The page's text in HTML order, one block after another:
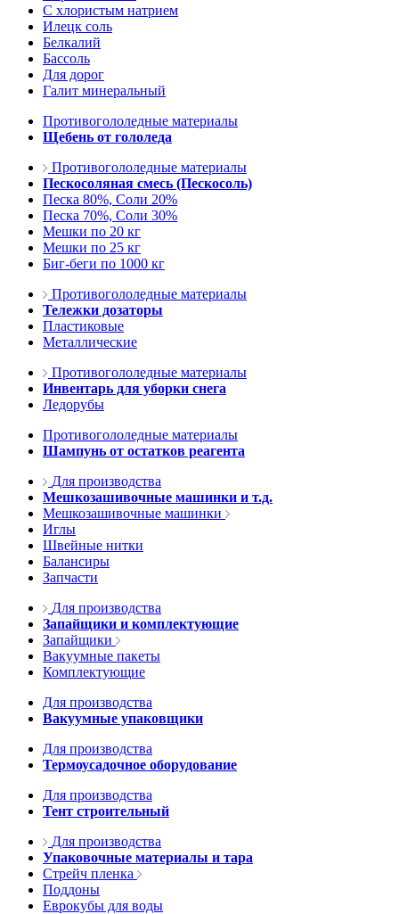
С хлористым натрием
Илецк соль
Белкалий
Бассоль
Для дорог
Галит минеральный
Противогололедные материалы
Щебень от гололеда
Противогололедные материалы
Пескосоляная смесь (Пескосоль)
Песка 80%, Соли 20%
Песка 70%, Соли 30%
Мешки по 20 кг
Мешки по 25 кг
Биг-беги по 1000 кг
Противогололедные материалы
Тележки дозаторы
Пластиковые
Металлические
Противогололедные материалы
Инвентарь для уборки снега
Ледорубы
Противогололедные материалы
Шампунь от остатков реагента
Для производства
Мешкозашивочные машинки и т.д.
Мешкозашивочные машинки
Иглы
Швейные нитки
Балансиры
Запчасти
Для производства
Запайщики и комплектующие
Запайщики
Вакуумные пакеты
Комплектующие
Для производства
Вакуумные упаковщики
Для производства
Термоусадочное оборудование
Для производства
Тент строительный
Для производства
Упаковочные материалы и тара
Стрейч пленка
Поддоны
Еврокубы для воды